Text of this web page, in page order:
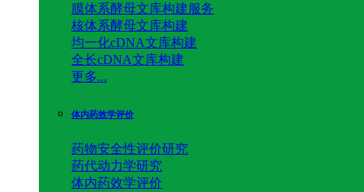
膜体系酵母文库构建服务
核体系酵母文库构建
均一化cDNA文库构建
全长cDNA文库构建
更多...
体内药效学评价
药物安全性评价研究
药代动力学研究
体内药效学评价